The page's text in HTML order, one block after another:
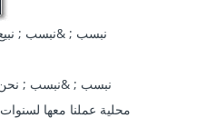
محلية عملنا معها